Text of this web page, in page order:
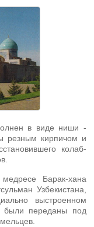
в виде ниши -
резным кирпичом и
колаб-
Барак-хана
Узбекистана,
выстроенном
были переданы под